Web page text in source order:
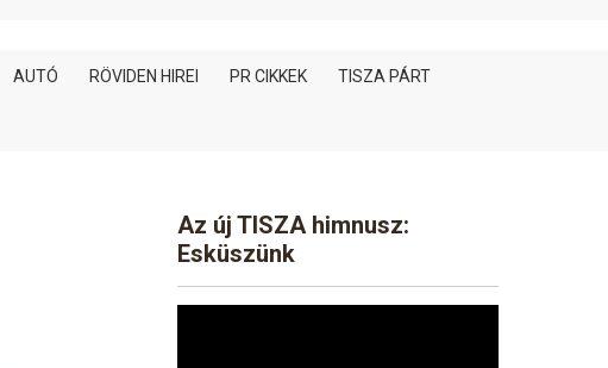
AUTÓ RÖVIDEN HIREI PR CIKKEK TISZA PÁRT
Az új TISZA himnusz:
Esküszünk